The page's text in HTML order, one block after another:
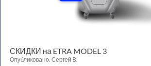
СКИДКИ на ETRA MODEL 3
Опубликовано: Сергей В.